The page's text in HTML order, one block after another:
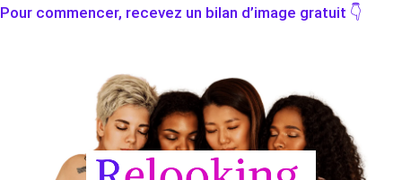
Pour commencer, recevez un bilan d’image gratuit 👇